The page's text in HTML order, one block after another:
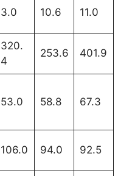
3.0 10.6 11.0
320.
4
253.6 401.9
53.0 58.8 67.3
106.0 94.0 92.5